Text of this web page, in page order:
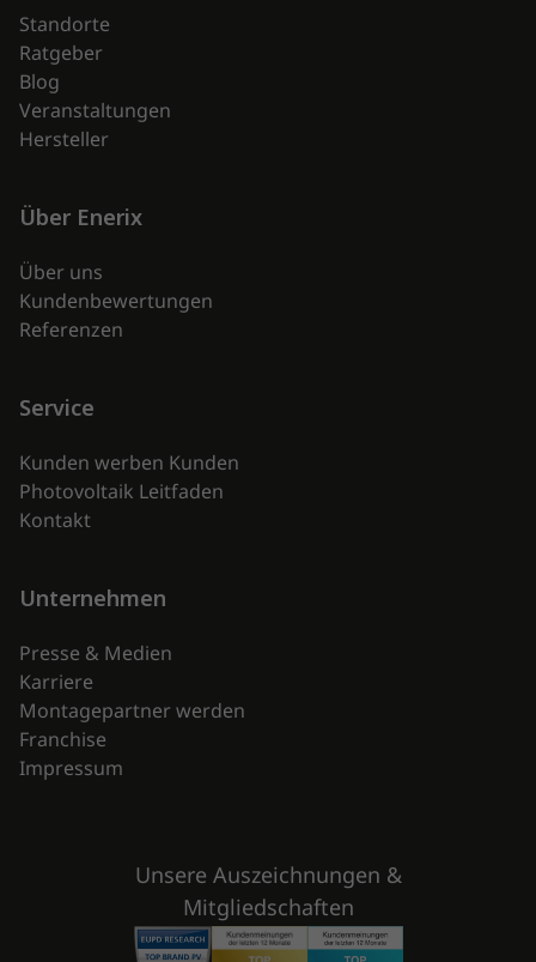
Standorte
Ratgeber
Blog
Veranstaltungen
Hersteller
Über Enerix
Über uns
Kundenbewertungen
Referenzen
Service
Kunden werben Kunden
Photovoltaik Leitfaden
Kontakt
Unternehmen
Presse & Medien
Karriere
Montagepartner werden
Franchise
Impressum
Unsere Auszeichnungen &
Mitgliedschaften